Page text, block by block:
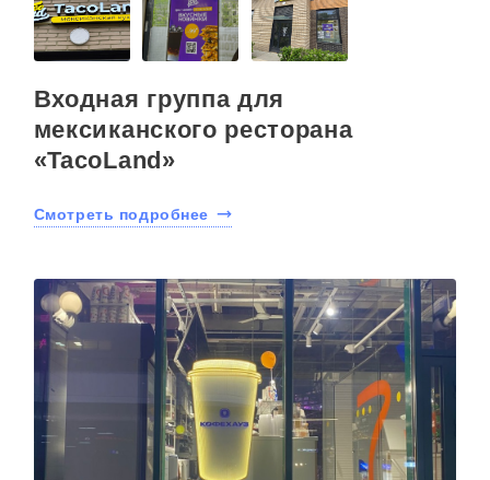
Входная группа для
мексиканского ресторана
«TacoLand»
Смотреть подробнее